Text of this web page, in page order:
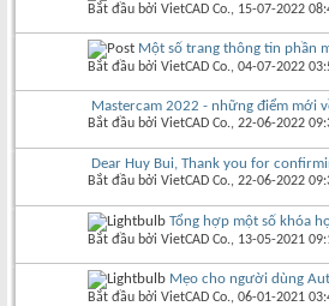
Bắt đầu bởi VietCAD Co.‎, 15-07-2022
Một số trang thông tin phần
Bắt đầu bởi VietCAD Co.‎, 04-07-2022
Mastercam 2022 - những điểm mới
Bắt đầu bởi VietCAD Co.‎, 22-06-2022
Dear Huy Bui, Thank you for
Bắt đầu bởi VietCAD Co.‎, 22-06-2022
Tổng hợp một số khóa
Bắt đầu bởi VietCAD Co.‎, 13-05-2021
Mẹo cho người dùng
Bắt đầu bởi VietCAD Co.‎, 06-01-2021